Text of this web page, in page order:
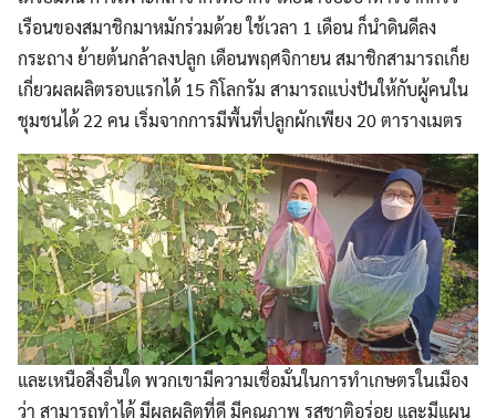
เรือนของสมาชิกมาหมักร่วมด้วย ใช้เวลา 1 เดือน ก็นำดินดีลง
กระถาง ย้ายต้นกล้าลงปลูก เดือนพฤศจิกายน สมาชิกสามารถเก็ย
เกี่ยวผลผลิตรอบแรกได้ 15 กิโลกรัม สามารถแบ่งปันให้กับผู้คนใน
ชุมชนได้ 22 คน เริ่มจากการมีพื้นที่ปลูกผักเพียง 20 ตารางเมตร
และเหนือสิ่งอื่นใด พวกเขามีความเชื่อมั่นในการทำเกษตรในเมือง
ว่า สามารถทำได้ มีผลผลิตที่ดี มีคุณภาพ รสชาติอร่อย และมีแผน